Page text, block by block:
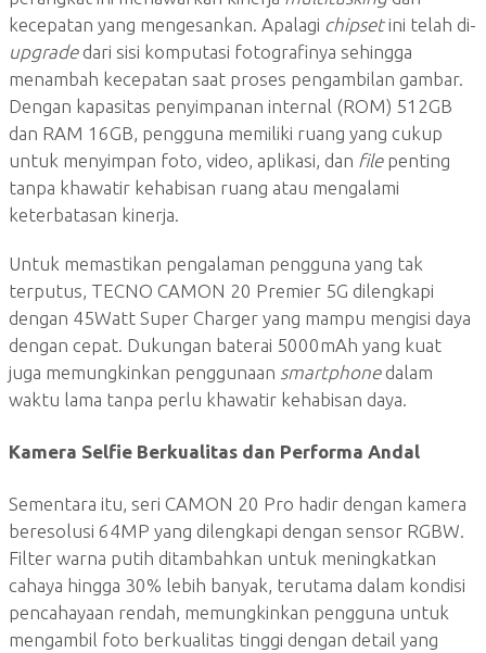
kecepatan yang mengesankan. Apalagi chipsetini telah di-
upgradedari sisi komputasi fotografinya sehingga
menambah kecepatan saat proses pengambilan gambar.
Dengan kapasitas penyimpanan internal (ROM) 512GB
dan RAM 16GB, pengguna memiliki ruang yang cukup
untuk menyimpan foto, video, aplikasi, dan file penting
tanpa khawatir kehabisan ruang atau mengalami
keterbatasan kinerja.
Untuk memastikan pengalaman pengguna yang tak
terputus, TECNO CAMON 20 Premier 5G dilengkapi
dengan 45Watt Super Charger yang mampu mengisi daya
dengan cepat. Dukungan baterai 5000mAh yang kuat
juga memungkinkan penggunaan smartphonedalam
waktu lama tanpa perlu khawatir kehabisan daya.
Kamera Selfie Berkualitas dan Performa Andal
Sementara itu, seri CAMON 20 Pro hadir dengan kamera
beresolusi 64MP yang dilengkapi dengan sensor RGBW.
Filter warna putih ditambahkan untuk meningkatkan
cahaya hingga 30% lebih banyak, terutama dalam kondisi
pencahayaan rendah, memungkinkan pengguna untuk
mengambil foto berkualitas tinggi dengan detail yang